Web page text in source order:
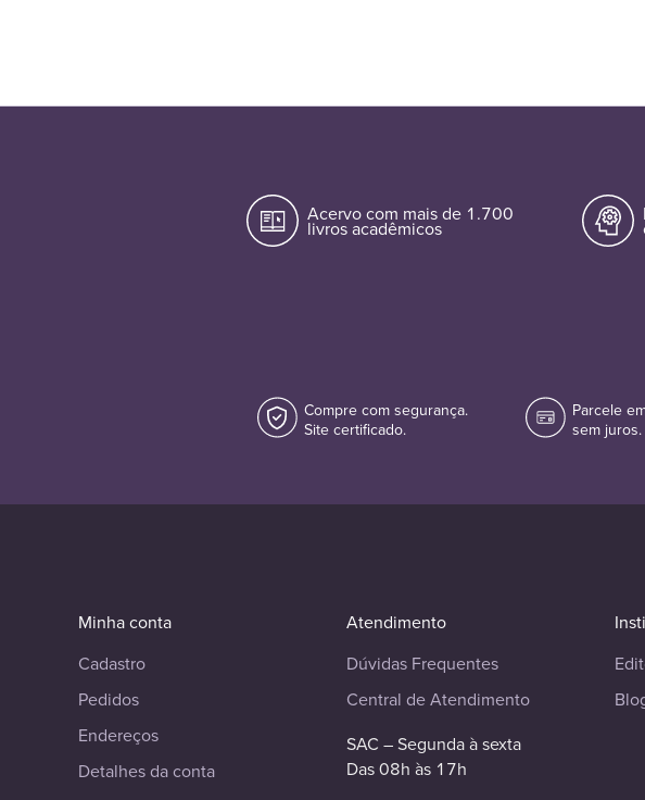
Acervo com mais de 1.700
livros acadêmicos
Compre com segurança.
Site certificado.
Parcele
sem juros.
Minha conta
Cadastro
Pedidos
Endereços
Detalhes da conta
Atendimento
Dúvidas Frequentes
Central de Atendimento
SAC – Segunda à sexta
Das 08h às 17h